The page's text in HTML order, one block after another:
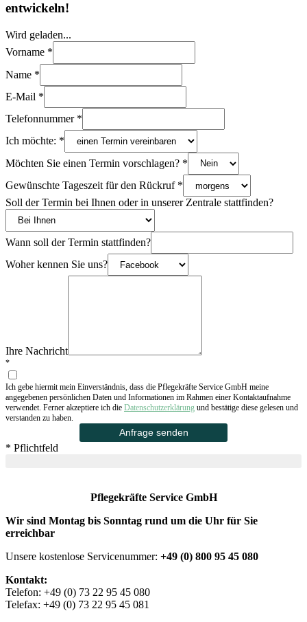
entwickeln!
Wird geladen...
Vorname *
Name *
E-Mail *
Telefonnummer *
Ich möchte: *
Möchten Sie einen Termin vorschlagen? *
Gewünschte Tageszeit für den Rückruf *
Soll der Termin bei Ihnen oder in unserer Zentrale stattfinden?
Wann soll der Termin stattfinden?
Woher kennen Sie uns?
Ihre Nachricht
*
Ich gebe hiermit mein Einverständnis, dass die Pflegekräfte Service GmbH meine
angegebenen persönlichen Daten und Informationen im Rahmen einer Kontaktaufnahme
verwendet. Ferner akzeptiere ich die Datenschutzerklärung und bestätige diese gelesen und
verstanden zu haben.
* Pflichtfeld
Pflegekräfte Service GmbH
Wir sind Montag bis Sonntag rund um die Uhr für Sie
erreichbar
Unsere kostenlose Servicenummer: +49 (0) 800 95 45 080
Kontakt:
Telefon: +49 (0) 73 22 95 45 080
Telefax: +49 (0) 73 22 95 45 081